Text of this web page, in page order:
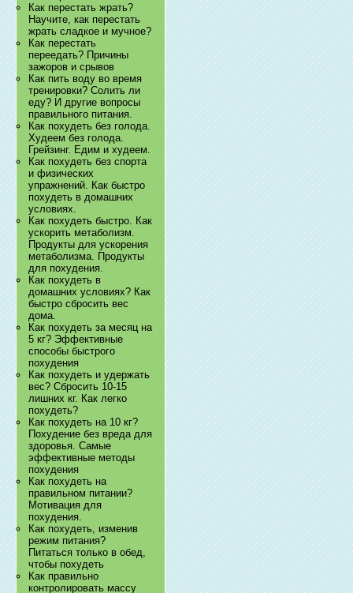
Как перестать жрать?
Научите, как перестать
жрать сладкое и мучное?
Как перестать
переедать? Причины
зажоров и срывов
Как пить воду во время
тренировки? Солить ли
еду? И другие вопросы
правильного питания.
Как похудеть без голода.
Худеем без голода.
Грейзинг. Едим и худеем.
Как похудеть без спорта
и физических
упражнений. Как быстро
похудеть в домашних
условиях.
Как похудеть быстро. Как
ускорить метаболизм.
Продукты для ускорения
метаболизма. Продукты
для похудения.
Как похудеть в
домашних условиях? Как
быстро сбросить вес
дома.
Как похудеть за месяц на
5 кг? Эффективные
способы быстрого
похудения
Как похудеть и удержать
вес? Сбросить 10-15
лишних кг. Как легко
похудеть?
Как похудеть на 10 кг?
Похудение без вреда для
здоровья. Самые
эффективные методы
похудения
Как похудеть на
правильном питании?
Мотивация для
похудения.
Как похудеть, изменив
режим питания?
Питаться только в обед,
чтобы похудеть
Как правильно
контролировать массу